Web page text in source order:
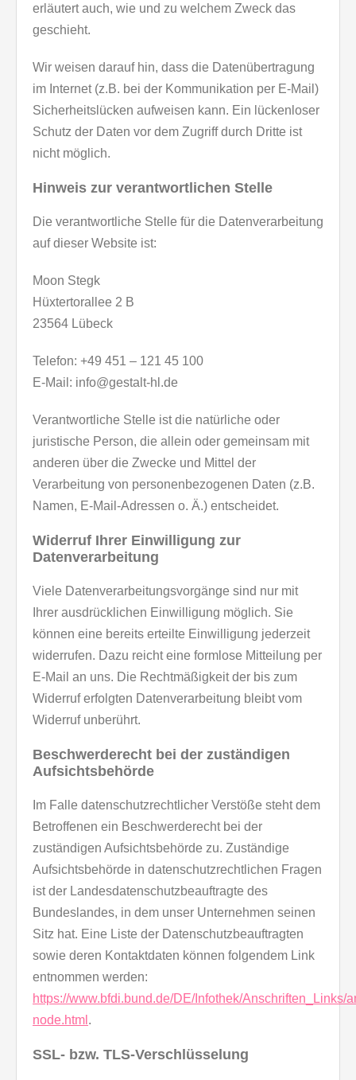
erläutert auch, wie und zu welchem Zweck das
geschieht.
Wir weisen darauf hin, dass die Datenübertragung
im Internet (z.B. bei der Kommunikation per E-Mail)
Sicherheitslücken aufweisen kann. Ein lückenloser
Schutz der Daten vor dem Zugriff durch Dritte ist
nicht möglich.
Hinweis zur verantwortlichen Stelle
Die verantwortliche Stelle für die Datenverarbeitung
auf dieser Website ist:
Moon Stegk
Hüxtertorallee 2 B
23564 Lübeck
Telefon: +49 451 – 121 45 100
E-Mail: info@gestalt-hl.de
Verantwortliche Stelle ist die natürliche oder
juristische Person, die allein oder gemeinsam mit
anderen über die Zwecke und Mittel der
Verarbeitung von personenbezogenen Daten (z.B.
Namen, E-Mail-Adressen o. Ä.) entscheidet.
Widerruf Ihrer Einwilligung zur
Datenverarbeitung
Viele Datenverarbeitungsvorgänge sind nur mit
Ihrer ausdrücklichen Einwilligung möglich. Sie
können eine bereits erteilte Einwilligung jederzeit
widerrufen. Dazu reicht eine formlose Mitteilung per
E-Mail an uns. Die Rechtmäßigkeit der bis zum
Widerruf erfolgten Datenverarbeitung bleibt vom
Widerruf unberührt.
Beschwerderecht bei der zuständigen
Aufsichtsbehörde
Im Falle datenschutzrechtlicher Verstöße steht dem
Betroffenen ein Beschwerderecht bei der
zuständigen Aufsichtsbehörde zu. Zuständige
Aufsichtsbehörde in datenschutzrechtlichen Fragen
ist der Landesdatenschutzbeauftragte des
Bundeslandes, in dem unser Unternehmen seinen
Sitz hat. Eine Liste der Datenschutzbeauftragten
sowie deren Kontaktdaten können folgendem Link
entnommen werden:
https://www.bfdi.bund.de/DE/Infothek/Anschriften_Links/
node.html .
SSL- bzw. TLS-Verschlüsselung